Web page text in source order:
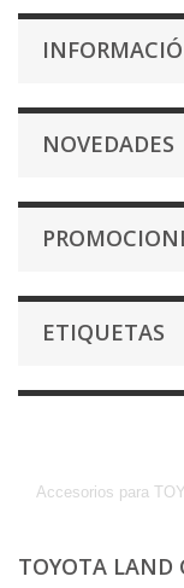
NOVEDADES
ETIQUETAS
TOYOTA
Accesorios para
TOYOTA LAND